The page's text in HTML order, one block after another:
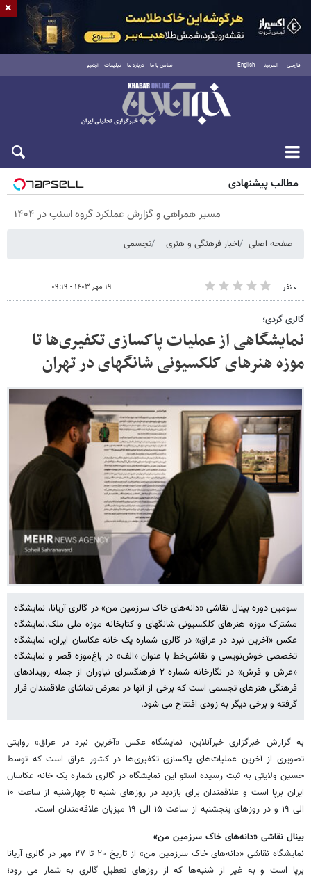
فارسی العربية English تماس با ما درباره ما تبلیغات آرشیو
شنبه ۱۷ مرداد ۱۴۰۵
مطالب پیشنهادی
مسیر همراهی و گزارش عملکرد گروه اسنپ در ۱۴۰۴
صفحه اصلی اخبار فرهنگی و هنری تجسمی
۰ نفر ۱۹ مهر ۱۴۰۳ - ۰۹:۱۹
گالری گردی؛
نمایشگاهی از عملیات‌ پاکسازی تکفیری‌ها تا
موزه هنرهای کلکسیونی شانگهای در تهران
سومین دوره بینال نقاشی «دانه‌های خاک سرزمین من» در گالری آریانا، نمایشگاه
مشترک موزه هنرهای کلکسیونی شانگهای و کتابخانه موزه ملی ملک.نمایشگاه
عکس «آخرین نبرد در عراق» در گالری شماره یک خانه عکاسان ایران، نمایشگاه
تخصصی خوش‌نویسی و نقاشی‌خط با عنوان «الف» در باغ‌موزه قصر و نمایشگاه
«عرش و فرش» در نگارخانه شماره ۲ فرهنگسرای نیاوران از جمله رویدادهای
فرهنگی هنرهای تجسمی است که برخی از آنها در معرض تماشای علاقمندان قرار
گرفته و برخی دیگر به زودی افتتاح می شود.
به گزارش خبرگزاری خبرآنلاین، نمایشگاه عکس «آخرین نبرد در عراق» روایتی
تصویری از آخرین عملیات‌های پاکسازی تکفیری‌ها در کشور عراق است که توسط
حسین ولایتی به ثبت رسیده استو این نمایشگاه در گالری شماره یک خانه عکاسان
ایران برپا است و علاقمندان برای بازدید در روزهای شنبه تا چهارشنبه از ساعت ۱۰
الی ۱۹ و در روزهای پنجشنبه از ساعت ۱۵ الی ۱۹ میزبان علاقه‌مندان است.
بینال نقاشی «دانه‌های خاک سرزمین من»
نمایشگاه نقاشی «دانه‌های خاک سرزمین من» از تاریخ ۲۰ تا ۲۷ مهر در گالری آریانا
برپا است و به غیر از شنبه‌ها که از روزهای تعطیل گالری به شمار می رود؛
×